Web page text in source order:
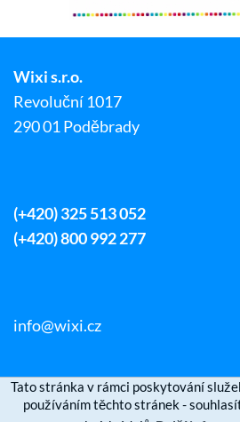
Wixi s.r.o.
Revoluční 1017
290 01 Poděbrady
(+420) 325 513 052
(+420) 800 992 277
info@wixi.cz
Tato stránka v rámci poskytování
používáním těchto stránek -